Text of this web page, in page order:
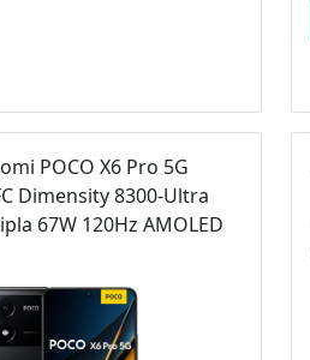
POCO X6 Pro 5G
Dimensity 8300-Ultra
67W 120Hz AMOLED